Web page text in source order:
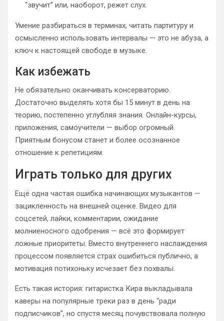
“звучит” или, наоборот, режет слух.
Умение разбираться в терминах, читать партитуру и
осмысленно использовать интервалы — это не абуза, а
ключ к настоящей свободе в музыке.
Как избежать
Не обязательно оканчивать консерваторию.
Достаточно выделять хотя бы 15 минут в день на
теорию, постепенно углубляя знания. Онлайн-курсы,
приложения, самоучители — выбор огромный.
Приятным бонусом станет и более осознанное
отношение к репетициям.
Играть только для других
Ещё одна частая ошибка начинающих музыкантов —
зацикленность на внешней оценке. Видео для
соцсетей, лайки, комментарии, ожидание
молниеносного одобрения — всё это формирует
ложные приоритеты. Вместо внутреннего наслаждения
процессом появляется страх ошибиться публично, а
мотивация потихоньку исчезает без похвалы.
Есть такая история: гитаристка Кира выкладывала
каверы на популярные треки раз в день “ради
подписчиков”, но спустя месяц почувствовала полную